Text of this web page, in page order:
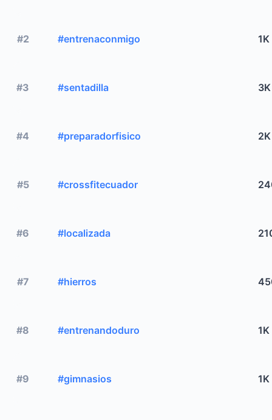
#2 #entrenaconmigo 1K
#3 #sentadilla 3K
#4 #preparadorfisico 2K
#5 #crossfitecuador
#6 #localizada
#7 #hierros
#8 #entrenandoduro 1K
#9 #gimnasios 1K